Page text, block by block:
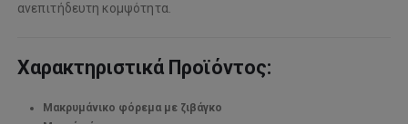
ανεπιτήδευτη κομψότητα.
Χαρακτηριστικά Προϊόντος:
Μακρυμάνικο φόρεμα με ζιβάγκο